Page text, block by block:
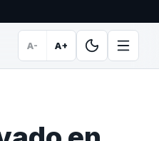
A- A+